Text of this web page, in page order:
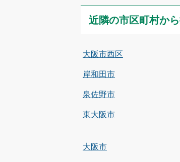
近隣の市区町村か
大阪市西区
岸和田市
泉佐野市
東大阪市
大阪市